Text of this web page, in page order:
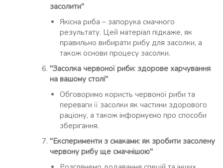
засолити"
Якісна риба – запорука смачного
результату. Цей матеріал підкаже, як
правильно вибирати рибу для засолки, а
також основи процесу засолки.
"Засолка червоної риби: здорове харчування
на вашому столі"
Обговоримо користь червоної риби та
переваги її засолки як частини здорового
раціону, а також інформуємо про способи
зберігання.
"Експерименти з смаками: як зробити засолену
червону рибу ще смачнішою"